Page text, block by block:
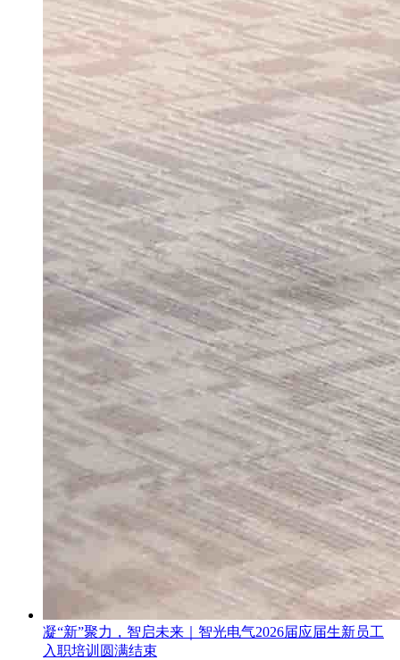
凝“新”聚力，智启未来｜智光电气2026届应届生新员工
入职培训圆满结束